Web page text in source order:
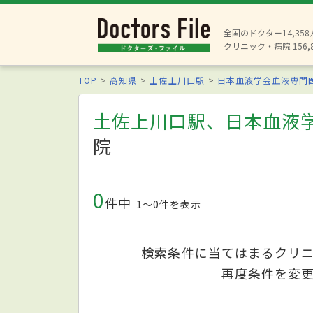
全国のドクター14,358
クリニック・病院
TOP 高知県 土佐上川口駅 日本血液学会血液専門
土佐上川口駅、日本血液
院
0件中 1〜0件を表示
検索条件に当てはまるクリ
再度条件を変